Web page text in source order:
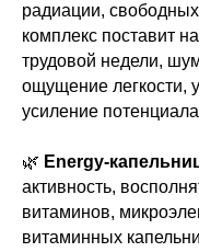
радиации,
комплекс поставит
трудовой недели,
ощущение легкости,
усиление
🌿 Energy-
активность,
витаминов,
витаминных